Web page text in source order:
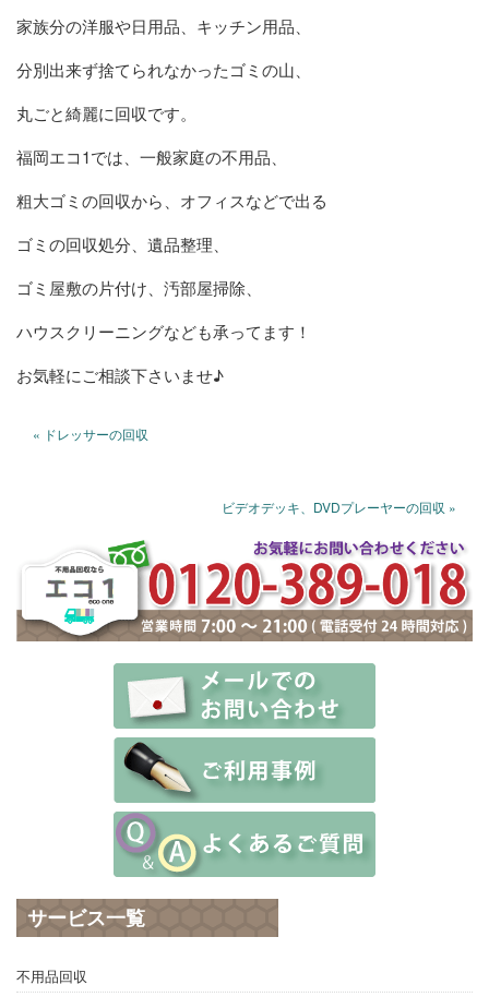
家族分の洋服や日用品、キッチン用品、
分別出来ず捨てられなかったゴミの山、
丸ごと綺麗に回収です。
福岡エコ1では、一般家庭の不用品、
粗大ゴミの回収から、オフィスなどで出る
ゴミの回収処分、遺品整理、
ゴミ屋敷の片付け、汚部屋掃除、
ハウスクリーニングなども承ってます！
お気軽にご相談下さいませ♪
« ドレッサーの回収
ビデオデッキ、DVDプレーヤーの回収 »
サービス一覧
不用品回収